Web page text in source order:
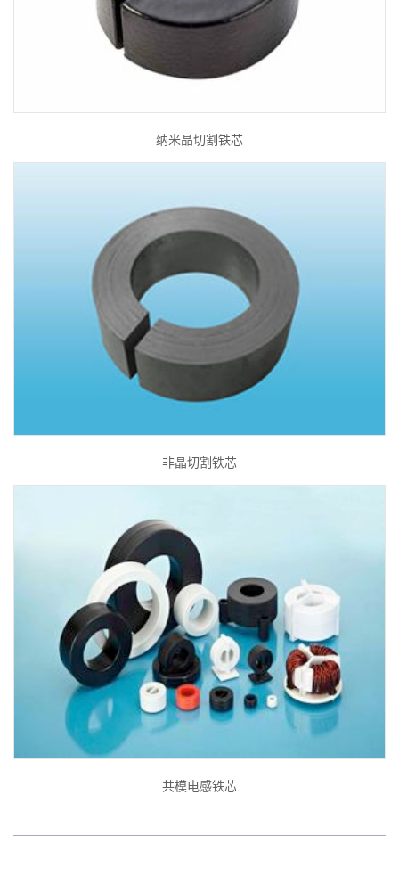
纳米晶切割铁芯
非晶切割铁芯
共模电感铁芯